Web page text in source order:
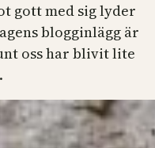
gott med sig lyder
blogginlägg är
oss har blivit lite